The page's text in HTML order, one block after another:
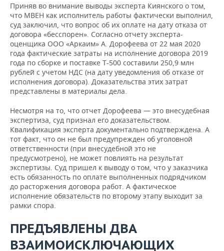
Приняв во внимание выводы эксперта Киянского о том,
что МВЕН как исполнитель работы фактически выполнил,
суд заключил, что вопрос об их оплате на дату отказа от
договора «бесспорен». Согласно отчету эксперта-
оценщика ООО «Аркаим» А. Дорофеева от 22 мая 2020
года фактические затраты на исполнение договора 2019
года по сборке и поставке Т-500 составили 250,9 млн
рублей с учетом НДС (на дату уведомления об отказе от
исполнения договора). Доказательства этих затрат
представлены в материалы дела.
Несмотря на то, что отчет Дорофеева — это внесудебная
экспертиза, суд признал его доказательством.
Квалификация эксперта документально подтверждена. А
тот факт, что он не был предупрежден об уголовной
ответственности (при внесудебной это не
предусмотрено), не может повлиять на результат
экспертизы. Суд пришел к выводу о том, что у заказчика
есть обязанность по оплате выполненных подрядчиком
до расторжения договора работ. А фактическое
исполнение обязательств по второму этапу выходит за
рамки спора.
ПРЕДЪЯВЛЕНЫ ДВА
ВЗАИМОИСКЛЮЧАЮЩИХ